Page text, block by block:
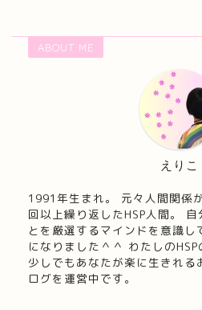
ABOUT ME
えりこ
1991年生まれ。 元々人間関係
回以上繰り返したHSP人間。
とを厳選するマインドを意識し
になりました＾＾ わたしのHSP
少しでもあなたが楽に生きれる
ログを運営中です。